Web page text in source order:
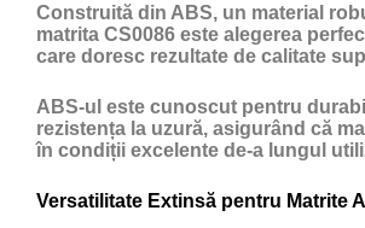
Construită din ABS, un material
matrita CS0086 este alegerea
care doresc rezultate de calitate
ABS-ul este cunoscut pentru
rezistența la uzură, asigurând că
în condiții excelente de-a lungul
Versatilitate Extinsă pentru Matrite